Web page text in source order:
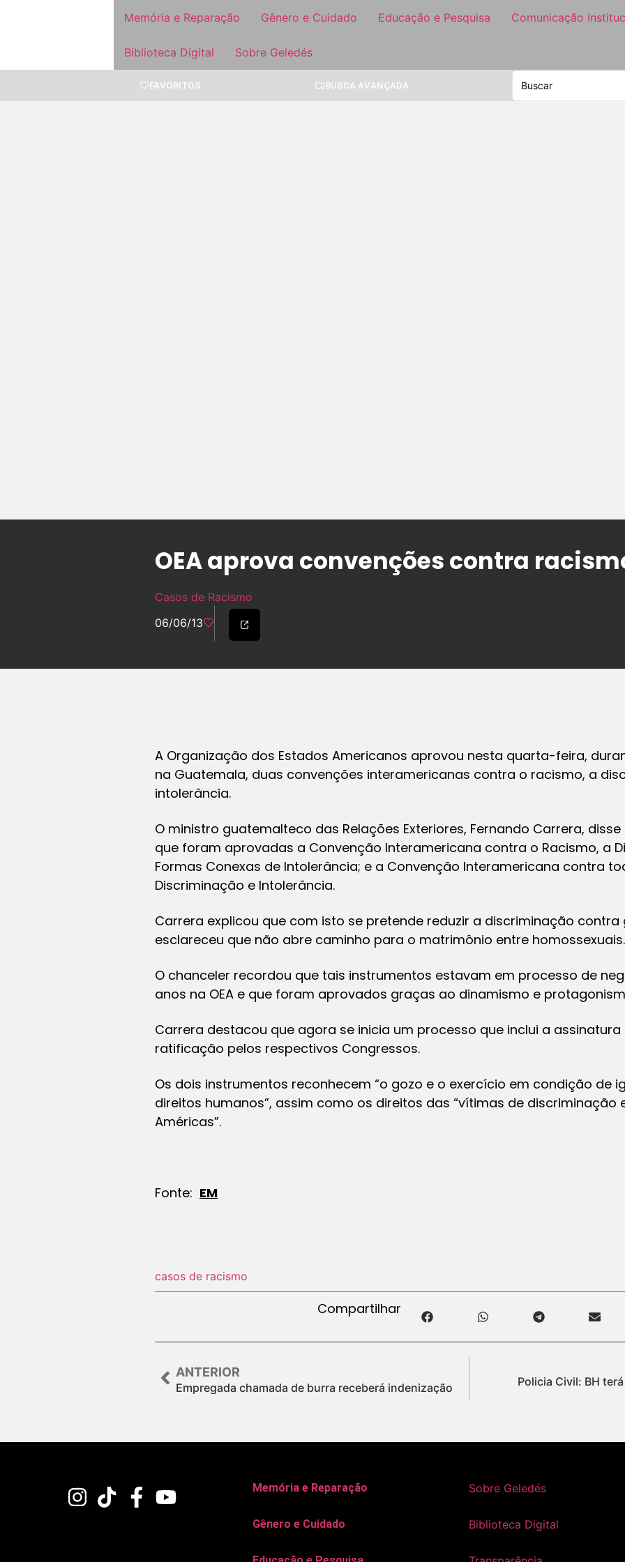
Memória e Reparação Gênero e Cuidado Educação e Pesquisa Comunicação
Biblioteca Digital Sobre Geledés
FAVORITOS BUSCA AVANÇADA
OEA aprova convenções contra
Casos de Racismo
06/06/13
A Organização dos Estados Americanos aprovou nesta quarta-feira,
na Guatemala, duas convenções interamericanas contra o racismo, a
intolerância.
O ministro guatemalteco das Relações Exteriores, Fernando Carrera,
que foram aprovadas a Convenção Interamericana contra o Racismo, a
Formas Conexas de Intolerância; e a Convenção Interamericana contra
Discriminação e Intolerância.
Carrera explicou que com isto se pretende reduzir a discriminação
esclareceu que não abre caminho para o matrimônio entre homossexuais.
O chanceler recordou que tais instrumentos estavam em processo de
anos na OEA e que foram aprovados graças ao dinamismo e
Carrera destacou que agora se inicia um processo que inclui a
ratificação pelos respectivos Congressos.
Os dois instrumentos reconhecem “o gozo e o exercício em condição de
direitos humanos”, assim como os direitos das “vítimas de discriminação
Américas”.
Fonte: EM
casos de racismo
Compartilhar
ANTERIOR
Empregada chamada de burra receberá indenização Policia Civil: BH
Memória e Reparação
Gênero e Cuidado
Sobre Geledés
Biblioteca Digital